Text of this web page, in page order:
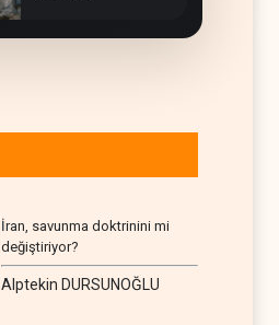
İran, savunma doktrinini mi
değiştiriyor?
Alptekin DURSUNOĞLU